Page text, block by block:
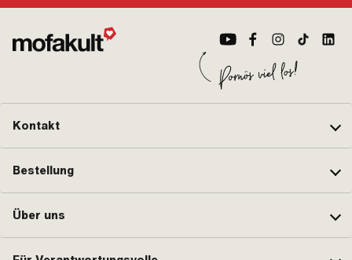
Kontakt
Bestellung
Über uns